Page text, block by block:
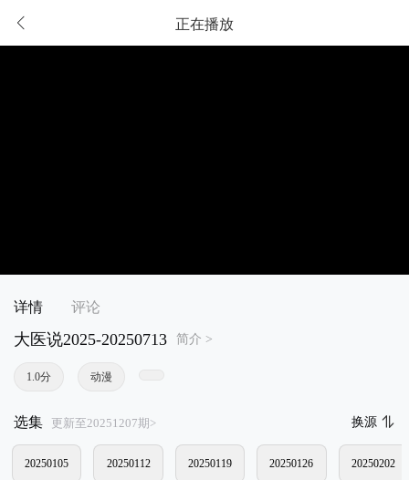
正在播放
详情 评论
大医说2025-20250713 简介 >
1.0分 动漫
选集 更新至20251207期> 换源
20250105 20250112 20250119 20250126 20250202